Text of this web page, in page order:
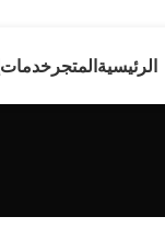
الرئيسية المتجر خدمات